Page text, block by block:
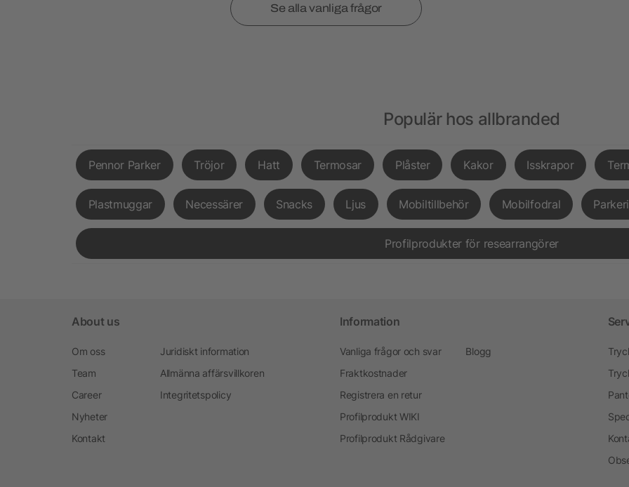
Se alla vanliga frågor
Populär hos allbranded
Pennor Parker Tröjor Hatt Termosar Plåster Kakor Isskrapor
Plastmuggar Necessärer Snacks Ljus Mobiltillbehör Mobilfodral
Profilprodukter för researrangörer
About us
Om oss
Team
Career
Nyheter
Kontakt
Juridiskt information
Allmänna affärsvillkoren
Integritetspolicy
Information
Vanliga frågor och svar
Fraktkostnader
Registrera en retur
Profilprodukt WIKI
Profilprodukt Rådgivare
Blogg